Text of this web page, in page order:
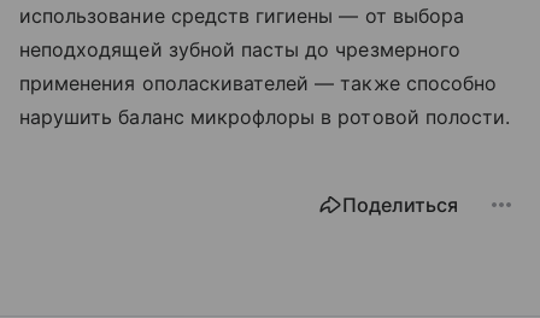
использование средств гигиены — от выбора
неподходящей зубной пасты до чрезмерного
применения ополаскивателей — также способно
нарушить баланс микрофлоры в ротовой полости.
Поделиться